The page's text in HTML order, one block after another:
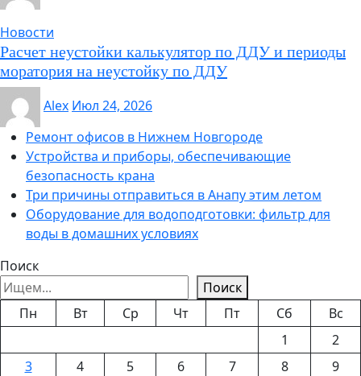
Новости
Расчет неустойки калькулятор по ДДУ и периоды
моратория на неустойку по ДДУ
Alex Июл 24, 2026
Ремонт офисов в Нижнем Новгороде
Устройства и приборы, обеспечивающие
безопасность крана
Три причины отправиться в Анапу этим летом
Оборудование для водоподготовки: фильтр для
воды в домашних условиях
Поиск
Поиск
Пн Вт Ср Чт Пт Сб
Вс
1
2
3
4 5 6 7 8
9